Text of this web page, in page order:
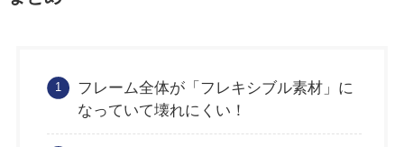
フレーム全体が「フレキシブル素材」に
なっていて壊れにくい！